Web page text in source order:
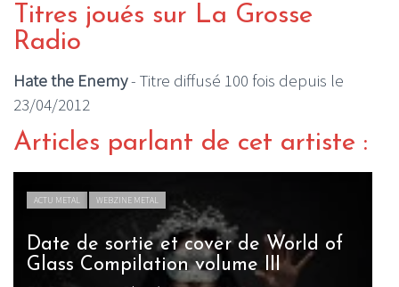
Titres joués sur La Grosse
Radio
Hate the Enemy- Titre diffusé 100 fois depuis le
23/04/2012
Articles parlant de cet artiste :
ACTU METAL WEBZINE METAL
Date de sortie et cover de World of
Glass Compilation volume III